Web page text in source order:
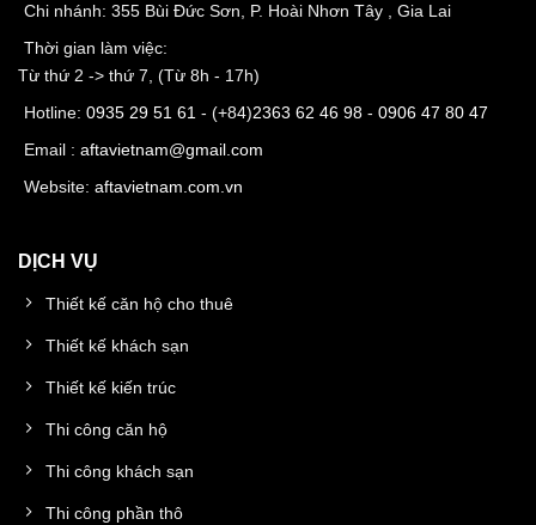
Chi nhánh: 355 Bùi Đức Sơn, P. Hoài Nhơn Tây , Gia Lai
Thời gian làm việc:
Từ thứ 2 -> thứ 7, (Từ 8h - 17h)
Hotline: 0935 29 51 61 - (+84)2363 62 46 98 - 0906 47 80 47
Email : aftavietnam@gmail.com
Website: aftavietnam.com.vn
DỊCH VỤ
Thiết kế căn hộ cho thuê
Thiết kế khách sạn
Thiết kế kiến trúc
Thi công căn hộ
Thi công khách sạn
Thi công phần thô